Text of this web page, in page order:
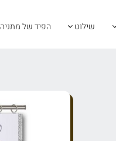
שילוט הפיד של מתניה